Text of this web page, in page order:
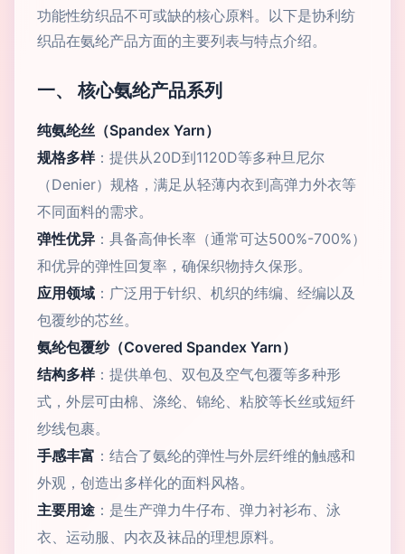
功能性纺织品不可或缺的核心原料。以下是协利纺
织品在氨纶产品方面的主要列表与特点介绍。
一、 核心氨纶产品系列
纯氨纶丝（Spandex Yarn）
规格多样：提供从20D到1120D等多种旦尼尔
（Denier）规格，满足从轻薄内衣到高弹力外衣等
不同面料的需求。
弹性优异 ：具备高伸长率（通常可达500%-700%）
和优异的弹性回复率，确保织物持久保形。
应用领域 ：广泛用于针织、机织的纬编、经编以及
包覆纱的芯丝。
氨纶包覆纱（Covered Spandex Yarn）
结构多样：提供单包、双包及空气包覆等多种形
式，外层可由棉、涤纶、锦纶、粘胶等长丝或短纤
纱线包裹。
手感丰富 ：结合了氨纶的弹性与外层纤维的触感和
外观，创造出多样化的面料风格。
主要用途 ：是生产弹力牛仔布、弹力衬衫布、泳
衣、运动服、内衣及袜品的理想原料。